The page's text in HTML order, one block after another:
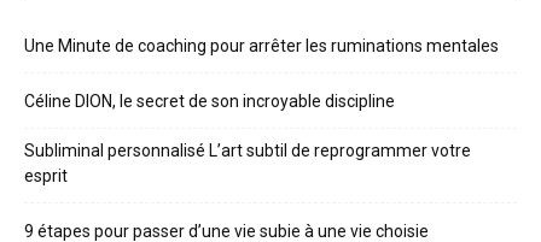
Une Minute de coaching pour arrêter les ruminations mentales
Céline DION, le secret de son incroyable discipline
Subliminal personnalisé L’art subtil de reprogrammer votre
esprit
9 étapes pour passer d’une vie subie à une vie choisie